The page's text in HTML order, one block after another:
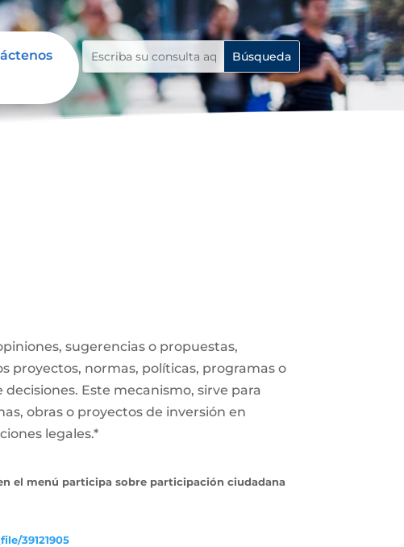
sugerencias o propuestas,
proyectos, normas, políticas, programas o
Este mecanismo, sirve para
obras o proyectos de inversión en
legales.*
el menú participa sobre participación ciudadana
39121905